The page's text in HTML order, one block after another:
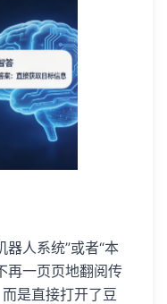
器人系统”或者“本
再一页页地翻阅传
是直接打开了豆